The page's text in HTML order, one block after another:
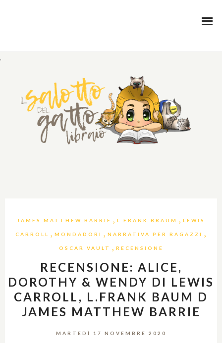
.
JAMES MATTHEW BARRIE , L.FRANK BRAUM , LEWIS
CARROLL ,MONDADORI ,NARRATIVA PER RAGAZZI ,
OSCAR VAULT , RECENSIONE
RECENSIONE: ALICE,
DOROTHY & WENDY DI LEWIS
CARROLL, L.FRANK BAUM D
JAMES MATTHEW BARRIE
MARTEDÌ 17 NOVEMBRE 2020